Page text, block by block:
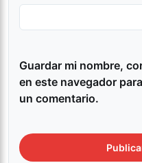
Guardar mi nombre,
en este navegador
un comentario.